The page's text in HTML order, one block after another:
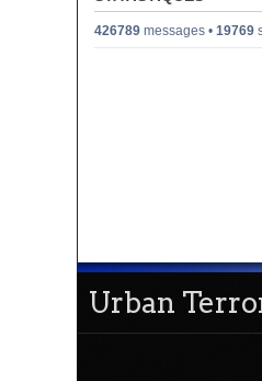
426789 messages • 19769
Urban